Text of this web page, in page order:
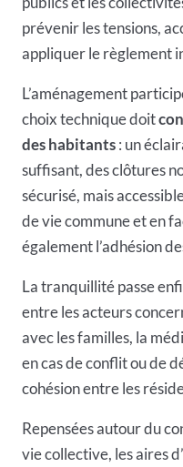
prévenir les tensions,
appliquer le règlement
L’aménagement
choix technique doit
des habitants: un
suffisant, des clôtures
sécurisé, mais
de vie commune et en
également l’adhésion
La tranquillité passe
entre les acteurs
avec les familles, la
en cas de conflit ou de
cohésion entre les
Repensées autour du
vie collective, les aires